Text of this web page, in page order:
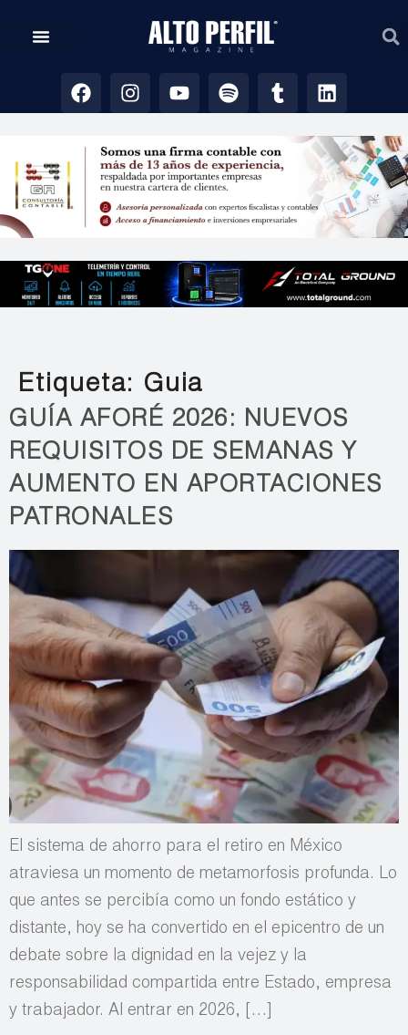
Etiqueta: Guia
GUÍA AFORÉ 2026: NUEVOS
REQUISITOS DE SEMANAS Y
AUMENTO EN APORTACIONES
PATRONALES
El sistema de ahorro para el retiro en México
atraviesa un momento de metamorfosis profunda. Lo
que antes se percibía como un fondo estático y
distante, hoy se ha convertido en el epicentro de un
debate sobre la dignidad en la vejez y la
responsabilidad compartida entre Estado, empresa
y trabajador. Al entrar en 2026, […]